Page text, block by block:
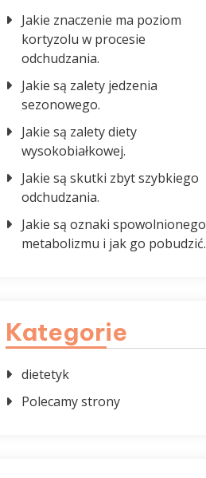
Jakie znaczenie ma poziom
kortyzolu w procesie
odchudzania.
Jakie są zalety jedzenia
sezonowego.
Jakie są zalety diety
wysokobiałkowej.
Jakie są skutki zbyt szybkiego
odchudzania.
Jakie są oznaki spowolnionego
metabolizmu i jak go pobudzić.
Kategorie
dietetyk
Polecamy strony